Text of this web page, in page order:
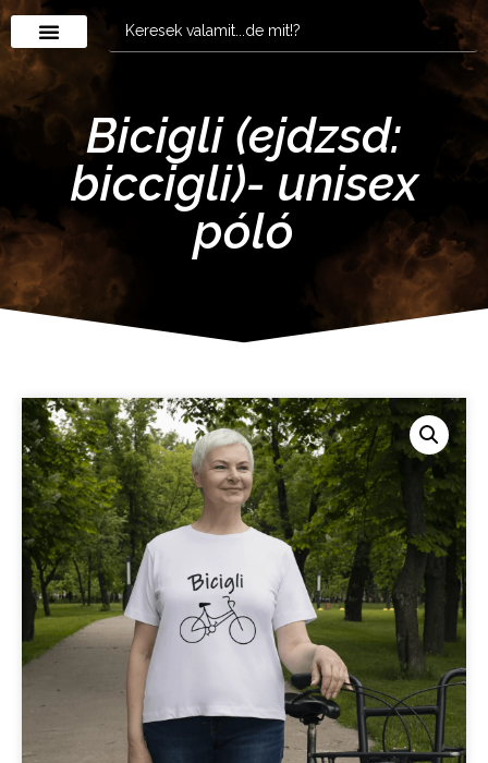
Bicigli (ejdzsd:
biccigli)- unisex
póló